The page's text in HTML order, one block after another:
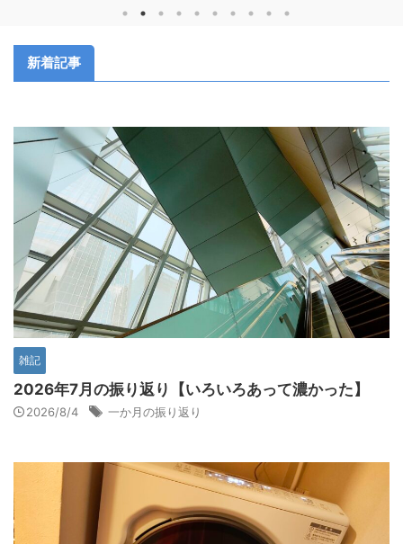
新着記事
雑記
2026年7月の振り返り【いろいろあって濃かった】
2026/8/4 一か月の振り返り